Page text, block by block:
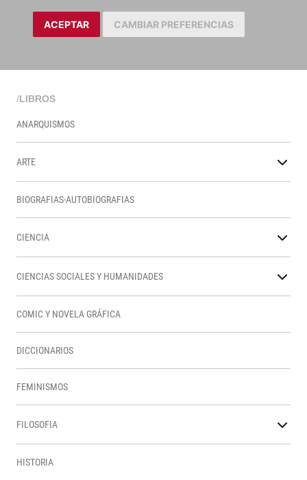
ACEPTAR CAMBIAR PREFERENCIAS
/LIBROS
ANARQUISMOS
ARTE
BIOGRAFIAS-AUTOBIOGRAFIAS
CIENCIA
CIENCIAS SOCIALES Y HUMANIDADES
COMIC Y NOVELA GRÁFICA
DICCIONARIOS
FEMINISMOS
FILOSOFIA
HISTORIA